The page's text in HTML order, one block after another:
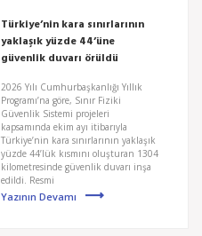
Türkiye’nin kara sınırlarının
yaklaşık yüzde 44’üne
güvenlik duvarı örüldü
2026 Yılı Cumhurbaşkanlığı Yıllık
Programı’na göre, Sınır Fiziki
Güvenlik Sistemi projeleri
kapsamında ekim ayı itibarıyla
Türkiye’nin kara sınırlarının yaklaşık
yüzde 44’lük kısmını oluşturan 1304
kilometresinde güvenlik duvarı inşa
edildi. Resmi
Yazının Devamı